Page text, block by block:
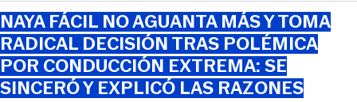
NAYA FÁCIL NO AGUANTA MÁS Y TOMA
RADICAL DECISIÓN TRAS POLÉMICA
POR CONDUCCIÓN EXTREMA: SE
SINCERÓ Y EXPLICÓ LAS RAZONES